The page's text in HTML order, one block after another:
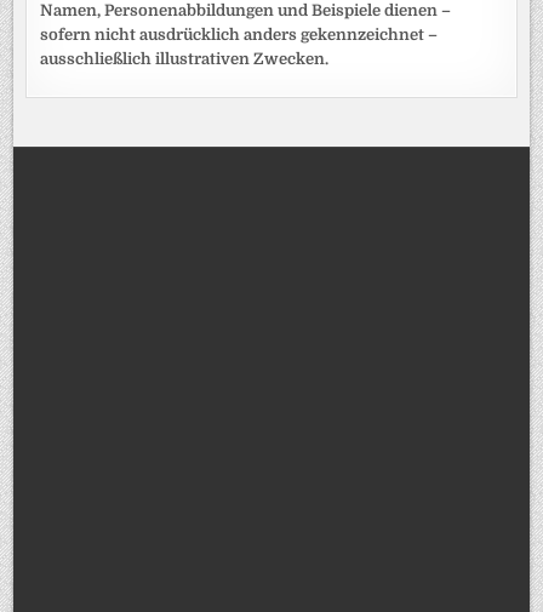
Namen, Personenabbildungen und Beispiele dienen –
sofern nicht ausdrücklich anders gekennzeichnet –
ausschließlich illustrativen Zwecken.